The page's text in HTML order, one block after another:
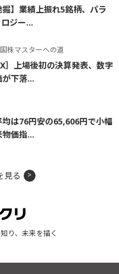
掘】業績上振れ5銘柄、パラ
ジー...
株マスターへの道
］上場後初の決算発表、数字
下落...
均は76円安の65,606円で小幅
価指...
見る
り、未来を描く